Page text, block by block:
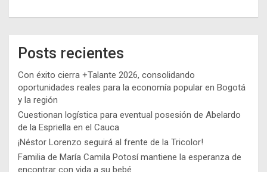
Posts recientes
Con éxito cierra +Talante 2026, consolidando
oportunidades reales para la economía popular en Bogotá
y la región
Cuestionan logística para eventual posesión de Abelardo
de la Espriella en el Cauca
¡Néstor Lorenzo seguirá al frente de la Tricolor!
Familia de María Camila Potosí mantiene la esperanza de